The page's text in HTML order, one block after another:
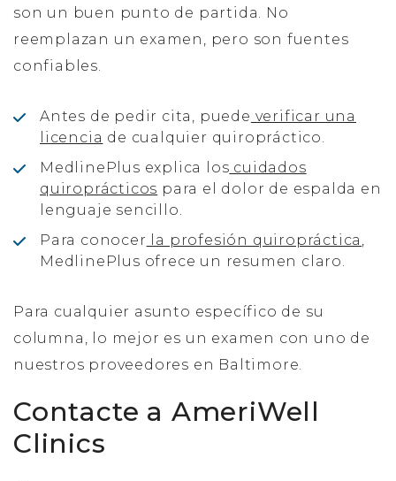
son un buen punto de partida. No
reemplazan un examen, pero son fuentes
confiables.
Antes de pedir cita, puede verificar una
licencia de cualquier quiropráctico.
MedlinePlus explica los cuidados
quiroprácticos para el dolor de espalda en
lenguaje sencillo.
Para conocer la profesión quiropráctica ,
MedlinePlus ofrece un resumen claro.
Para cualquier asunto específico de su
columna, lo mejor es un examen con uno de
nuestros proveedores en Baltimore.
Contacte a AmeriWell
Clinics